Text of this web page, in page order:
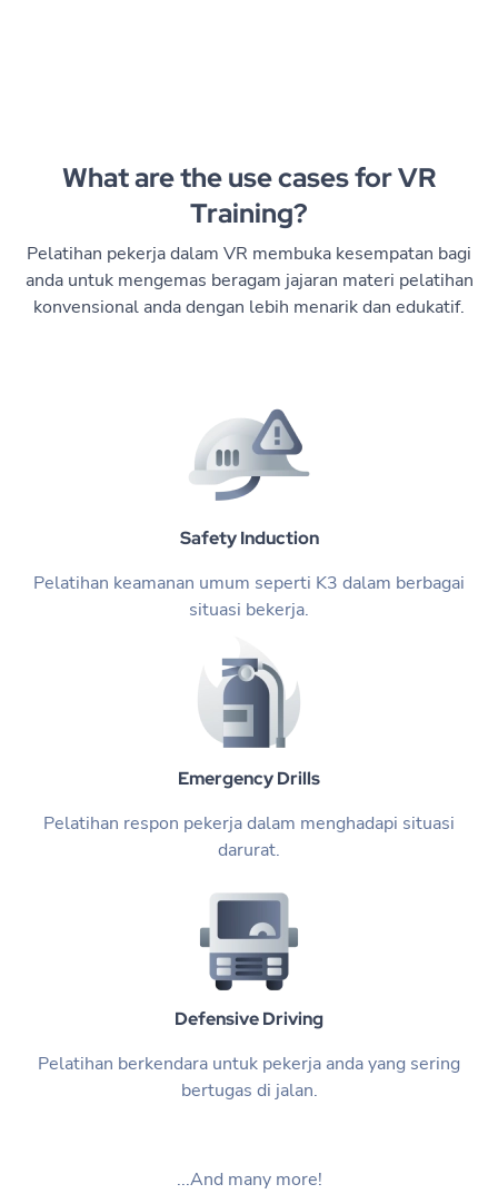
What are the use cases for VR
Training?
Pelatihan pekerja dalam VR membuka kesempatan bagi
anda untuk mengemas beragam jajaran materi pelatihan
konvensional anda dengan lebih menarik dan edukatif.
Safety Induction
Pelatihan keamanan umum seperti K3 dalam berbagai
situasi bekerja.
Emergency Drills
Pelatihan respon pekerja dalam menghadapi situasi
darurat.
Defensive Driving
Pelatihan berkendara untuk pekerja anda yang sering
bertugas di jalan.
...And many more!